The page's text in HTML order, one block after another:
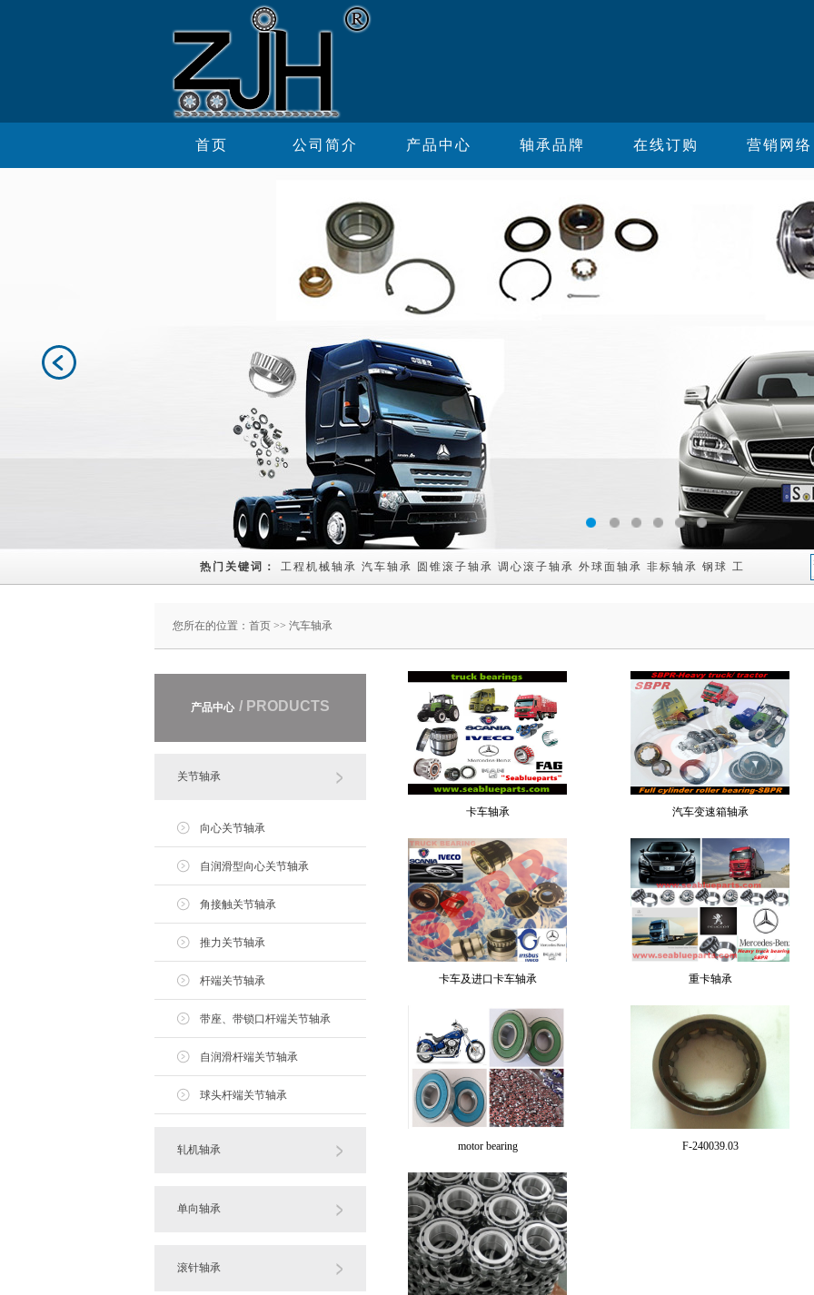
首页 公司简介 产品中心 轴承品牌 在线订购 营销网络
5
热门关键词： 工程机械轴承 汽车轴承 圆锥滚子轴承 调心滚子轴承 外球面轴承 非标轴承 钢球 工程机械配件
您所在的位置： 首页 >> 汽车轴承
产品中心 / PRODUCTS
关节轴承
向心关节轴承
自润滑型向心关节轴承
角接触关节轴承
推力关节轴承
杆端关节轴承
带座、带锁口杆端关节轴承
自润滑杆端关节轴承
球头杆端关节轴承
轧机轴承
单向轴承
滚针轴承
卡车轴承 汽车变速箱轴承
卡车及进口卡车轴承 重卡轴承
motor bearing F-240039.03